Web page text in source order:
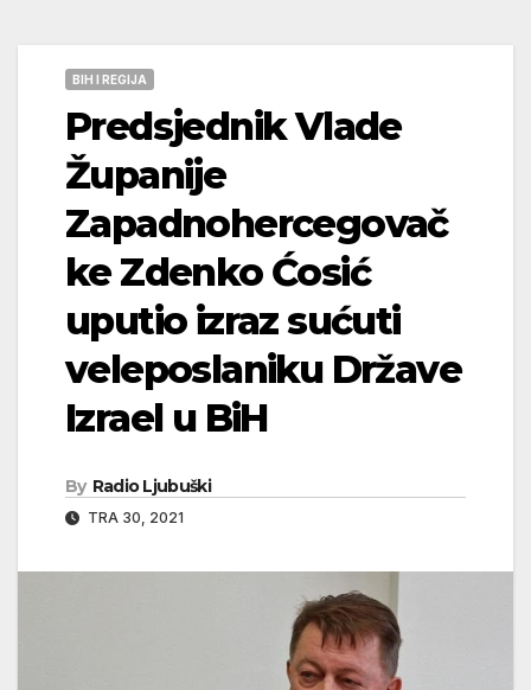
BIH I REGIJA
Predsjednik Vlade
Županije
Zapadnohercegovač
ke Zdenko Ćosić
uputio izraz sućuti
veleposlaniku Države
Izrael u BiH
By Radio Ljubuški
TRA 30, 2021